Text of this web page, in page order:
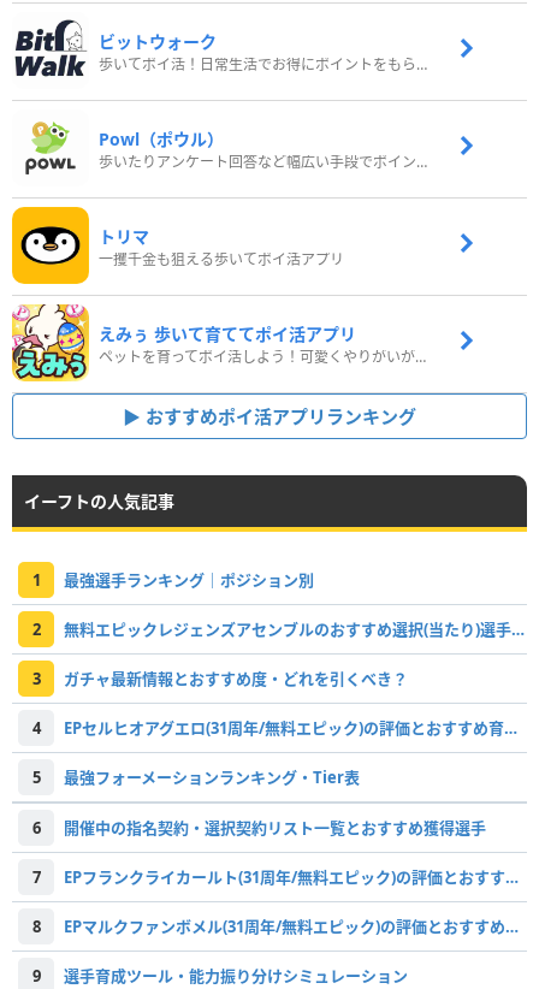
ビットウォーク
歩いてポイ活！日常生活でお得にポイントをもらおう
Powl（ポウル）
歩いたりアンケート回答など幅広い手段でポイントをゲット
トリマ
一攫千金も狙える歩いてポイ活アプリ
えみぅ 歩いて育ててポイ活アプリ
ペットを育ってポイ活しよう！可愛くやりがいがある新感覚アプリ
おすすめポイ活アプリランキング
イーフトの人気記事
1 最強選手ランキング｜ポジション別
2 無料エピックレジェンズアセンブルのおすすめ選択(当たり)選手ランキングと引き方
3 ガチャ最新情報とおすすめ度・どれを引くべき？
4 EPセルヒオアグエロ(31周年/無料エピック)の評価とおすすめ育成・スキル追加
5 最強フォーメーションランキング・Tier表
6 開催中の指名契約・選択契約リスト一覧とおすすめ獲得選手
7 EPフランクライカールト(31周年/無料エピック)の評価とおすすめ育成・スキル追加
8 EPマルクファンボメル(31周年/無料エピック)の評価とおすすめ育成・スキル追加
9 選手育成ツール・能力振り分けシミュレーション